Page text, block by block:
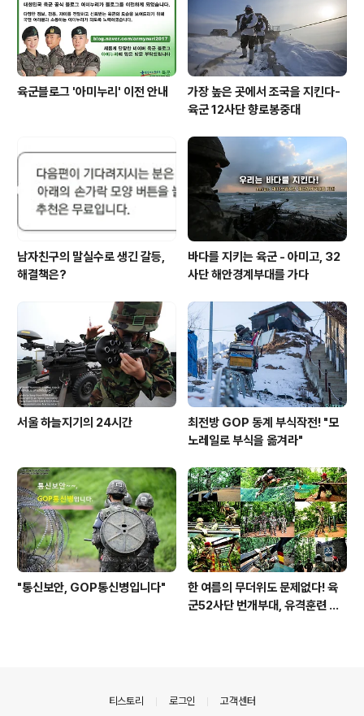
육군블로그 '아미누리' 이전 안내
가장 높은 곳에서 조국을 지킨다-
육군 12사단 향로봉중대
남자친구의 말실수로 생긴 갈등,
해결책은?
바다를 지키는 육군 - 아미고, 32
사단 해안경계부대를 가다
서울 하늘지기의 24시간
최전방 GOP 동계 부식작전! "모
노레일로 부식을 옮겨라"
"통신보안, GOP통신병입니다"
한 여름의 무더위도 문제없다! 육
군52사단 번개부대, 유격훈련 현
티스토리 로그인 고객센터